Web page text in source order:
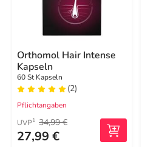
Orthomol Hair Intense
Kapseln
60 St Kapseln
(2)
Pflichtangaben
UVP1 34,99 €
27,99 €